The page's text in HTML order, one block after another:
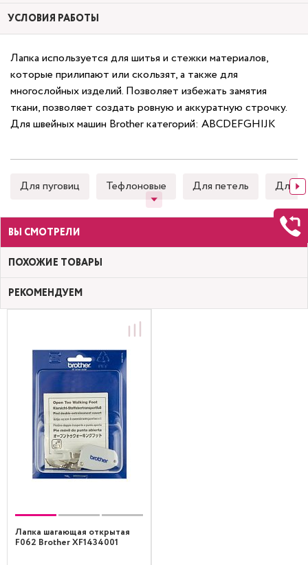
УСЛОВИЯ РАБОТЫ
Лапка используется для шитья и стежки материалов,
которые прилипают или скользят, а также для
многослойных изделий. Позволяет избежать замятия
ткани, позволяет создать ровную и аккуратную строчку.
Для швейных машин Brother категорий: ABCDEFGHIJK
Для пуговиц Тефлоновые Для петель Для
ВЫ СМОТРЕЛИ
ПОХОЖИЕ ТОВАРЫ
РЕКОМЕНДУЕМ
Лапка шагающая открытая
F062 Brother XF1434001